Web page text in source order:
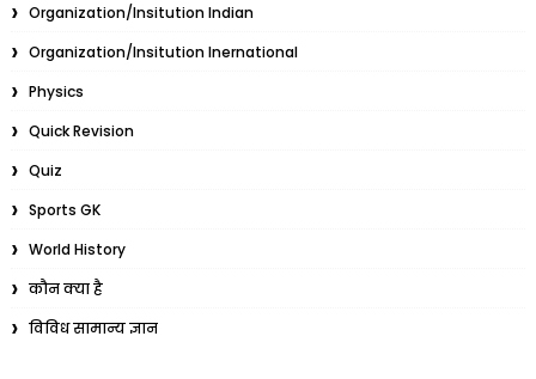
Organization/Insitution Indian
Organization/Insitution Inernational
Physics
Quick Revision
Quiz
Sports GK
World History
कौन क्या है
विविध सामान्य ज्ञान